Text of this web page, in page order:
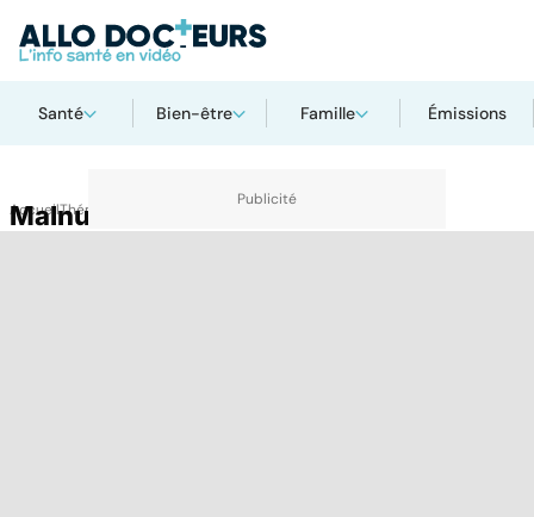
Santé Bien-être Famille Émissions
AccueilThématiques
Malnutrition